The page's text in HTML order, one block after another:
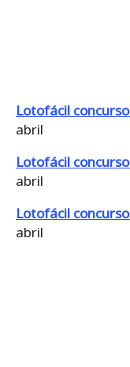
Lotofácil
abril
Lotofácil
abril
Lotofácil
abril